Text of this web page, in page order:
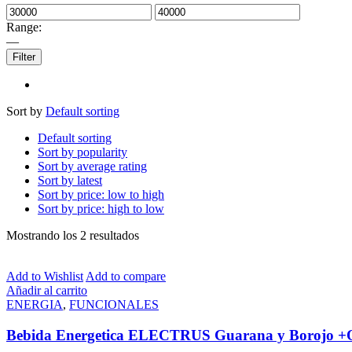
Range:
—
Filter
Sort by Default sorting
Default sorting
Sort by popularity
Sort by average rating
Sort by latest
Sort by price: low to high
Sort by price: high to low
Mostrando los 2 resultados
Add to Wishlist Add to compare
Añadir al carrito
ENERGIA, FUNCIONALES
Bebida Energetica ELECTRUS Guarana y Borojo